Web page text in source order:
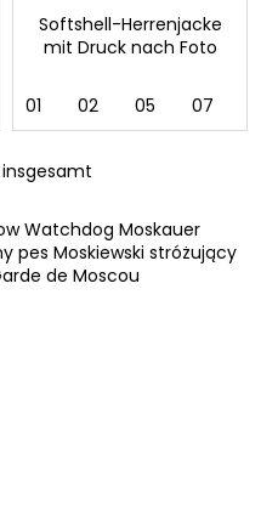
Softshell-Herrenjacke
mit Druck nach Foto
01 02 05 07
S
e
u
e
Watchdog Moskauer
pes Moskiewski stróżujący
de Moscou